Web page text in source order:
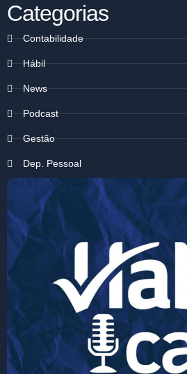
Categorias
Contabilidade
Hábil
News
Podcast
Gestão
Dep. Pessoal